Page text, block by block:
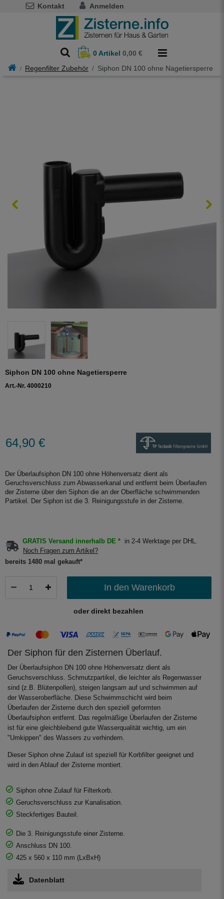
Kontakt Anmelden
0Artikel 0,00 €
Regenfilter Zubehör
Siphon DN 100 ohne Nagetiersperre
Siphon DN 100 ohne Nagetiersperre
Art.-Nr. 4000210
64,90 €
Der Überlaufsiphon DN 100 ohne Höhenversatz dient als
Geruchsverschluss zum Abwasserkanal und entfernt beim Überlaufen
der Zisterne über den Siphon die an der Oberfläche schwimmenden
Partikel. Der Siphon ist die 3. Reinigungsstufe in der Zisterne.
GRATIS Versand innerhalb DE *
in 2-4 Werktage per DHL.
Noch Fragen zum Artikel?
bereits 1480 mal gekauft*
In den Warenkorb
oder direkt bezahlen
Der Siphon für den Zisternen Überlauf.
Der Überlaufsiphon DN 100 ohne Höhenversatz dient als
Geruchsverschluss. Schmutzpartikel, die leichter als Regenwasser
sind (z.B. Blütenpollen), steigen langsam auf und schwimmen auf
der Wasseroberfläche. Diese Schwimmschicht wird beim
Überlaufen der Zisterne durch den speziell geformten
Überlaufsiphon entfernt. Das regelmäßige Überlaufen der Zisterne
ist für eine gleichbleibend gute Wasserqualität wichtig, um ein
"Umkippen" des Wassers zu verhindern.
Dieser Siphon ohne Zulauf ist speziell für Korbfilter geeignet und
wird in den Ablauf der Zisterne montiert.
Siphon ohne Zulauf für Filterkorb.
Geruchsverschluss zur Kanalisation.
Steckfertiges Bauteil.
Die 3. Reinigungsstufe einer Zisterne.
Anschluss DN 100.
425 x 560 x 110 mm (LxBxH)
Datenblatt